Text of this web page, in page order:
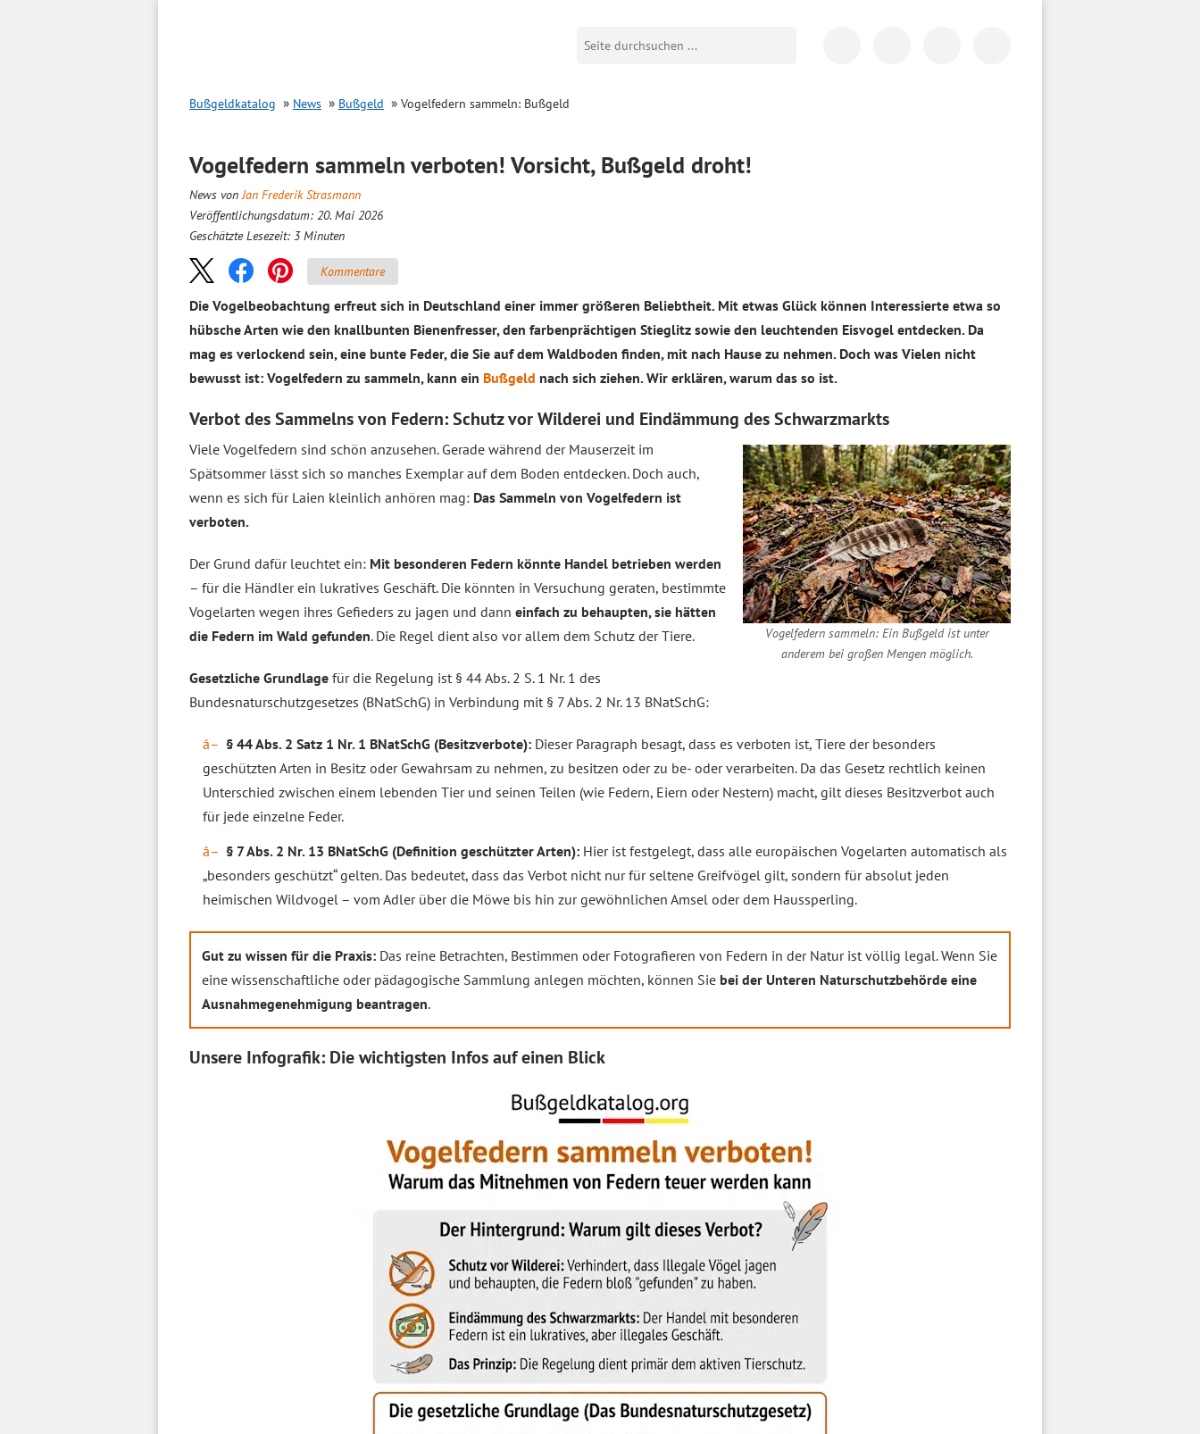
Bußgeldkatalog News Bußgeld Vogelfedern sammeln: Bußgeld
Vogelfedern sammeln verboten! Vorsicht, Bußgeld droht!
News vonJan Frederik Strasmann
Veröffentlichungsdatum: 20. Mai 2026
Geschätzte Lesezeit: 3 Minuten
Kommentare
Die Vogelbeobachtung erfreut sich in Deutschland einer immer größeren Beliebtheit. Mit etwas Glück können Interessierte etwa so
hübsche Arten wie den knallbunten Bienenfresser, den farbenprächtigen Stieglitz sowie den leuchtenden Eisvogel entdecken. Da
mag es verlockend sein, eine bunte Feder, die Sie auf dem Waldboden finden, mit nach Hause zu nehmen. Doch was Vielen nicht
bewusst ist: Vogelfedern zu sammeln, kann ein Bußgeld nach sich ziehen. Wir erklären, warum das so ist.
Verbot des Sammelns von Federn: Schutz vor Wilderei und Eindämmung des Schwarzmarkts
Vogelfedern sammeln: Ein Bußgeld ist unter
anderem bei großen Mengen möglich.
Viele Vogelfedern sind schön anzusehen. Gerade während der Mauserzeit im
Spätsommer lässt sich so manches Exemplar auf dem Boden entdecken. Doch auch,
wenn es sich für Laien kleinlich anhören mag: Das Sammeln von Vogelfedern ist
verboten.
Der Grund dafür leuchtet ein: Mit besonderen Federn könnte Handel betrieben werden
– für die Händler ein lukratives Geschäft. Die könnten in Versuchung geraten, bestimmte
Vogelarten wegen ihres Gefieders zu jagen und dann einfach zu behaupten, sie hätten
die Federn im Wald gefunden. Die Regel dient also vor allem dem Schutz der Tiere.
Gesetzliche Grundlage für die Regelung ist § 44 Abs. 2 S. 1 Nr. 1 des
Bundesnaturschutzgesetzes (BNatSchG) in Verbindung mit § 7 Abs. 2 Nr. 13 BNatSchG:
§ 44 Abs. 2 Satz 1 Nr. 1 BNatSchG (Besitzverbote): Dieser Paragraph besagt, dass es verboten ist, Tiere der besonders
geschützten Arten in Besitz oder Gewahrsam zu nehmen, zu besitzen oder zu be- oder verarbeiten. Da das Gesetz rechtlich keinen
Unterschied zwischen einem lebenden Tier und seinen Teilen (wie Federn, Eiern oder Nestern) macht, gilt dieses Besitzverbot auch
für jede einzelne Feder.
§ 7 Abs. 2 Nr. 13 BNatSchG (Definition geschützter Arten): Hier ist festgelegt, dass alle europäischen Vogelarten automatisch als
„besonders geschützt“ gelten. Das bedeutet, dass das Verbot nicht nur für seltene Greifvögel gilt, sondern für absolut jeden
heimischen Wildvogel – vom Adler über die Möwe bis hin zur gewöhnlichen Amsel oder dem Haussperling.
Gut zu wissen für die Praxis: Das reine Betrachten, Bestimmen oder Fotografieren von Federn in der Natur ist völlig legal. Wenn Sie
eine wissenschaftliche oder pädagogische Sammlung anlegen möchten, können Sie bei der Unteren Naturschutzbehörde eine
Ausnahmegenehmigung beantragen.
Unsere Infografik: Die wichtigsten Infos auf einen Blick